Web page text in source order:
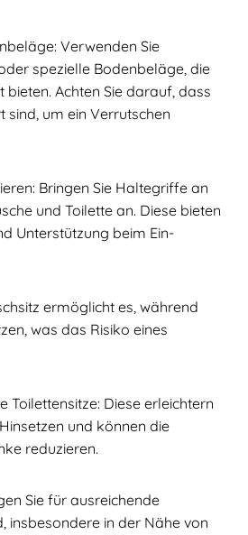
Verwenden Sie
spezielle Bodenbeläge, die
bieten. Achten Sie darauf, dass
sind, um ein Verrutschen
Bringen Sie Haltegriffe an
und Toilette an. Diese bieten
Unterstützung beim Ein-
ermöglicht es, während
was das Risiko eines
Toilettensitze: Diese erleichtern
und können die
reduzieren.
Sie für ausreichende
insbesondere in der Nähe von